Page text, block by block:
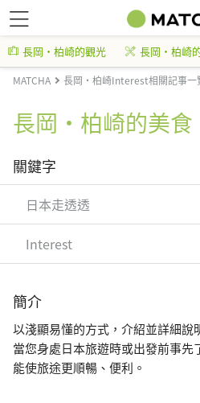
長岡・柏崎的觀光 長岡・柏崎
MATCHA 長岡・柏崎Interest相關記事一
長岡・柏崎的美食
關鍵字
日本走透透
Interest
簡介
以淺顯易懂的方式，介紹並詳細說
當您身處日本旅遊時或出發前事
能使旅途更順暢、便利。